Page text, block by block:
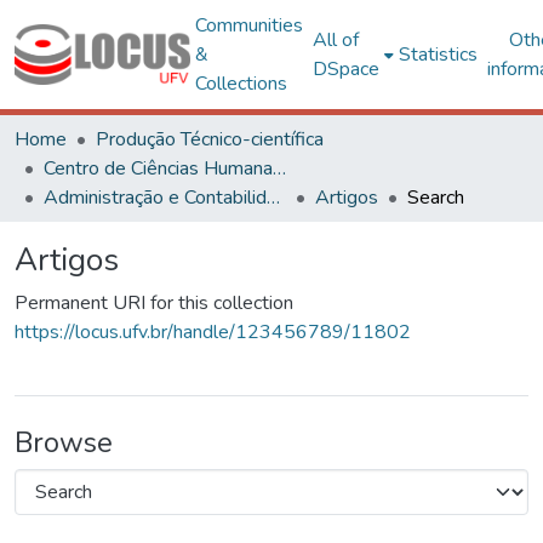
Communities
&
Collections
All of
DSpace
Statistics
Home
Produção Técnico-científica
Centro de Ciências Humanas, Letras e Artes
Administração e Contabilidade
Artigos Search
Artigos
Permanent URI for this collection
https://locus.ufv.br/handle/123456789/11802
Browse